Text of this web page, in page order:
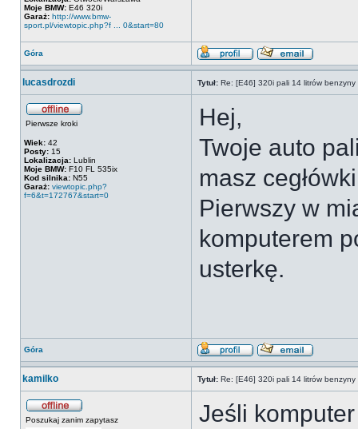
Moje BMW: E46 320i
Garaż: http://www.bmw-
sport.pl/viewtopic.php?f ... 0&start=80
Góra
lucasdrozdi Tytuł: Re: [E46] 320i pali 14 litrów
Pierwsze kroki
Wiek: 42
Posty: 15
Lokalizacja: Lublin
Moje BMW: F10 FL 535ix
Kod silnika: N55
Garaż: viewtopic.php?
f=6&t=172767&start=0
Hej,
Twoje auto
masz
Pierwszy w
komputerem
usterkę.
Góra
kamilko Tytuł: Re: [E46] 320i pali 14 litrów
Poszukaj zanim zapytasz
Jeśli